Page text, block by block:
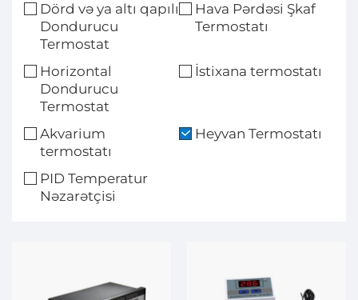
Dörd və ya altı qapılı
Dondurucu
Termostat
Hava Pərdəsi Şkaf
Termostatı
Horizontal
Dondurucu
Termostat
İstixana termostatı
Akvarium
termostatı
Heyvan Termostatı
PID Temperatur
Nəzarətçisi